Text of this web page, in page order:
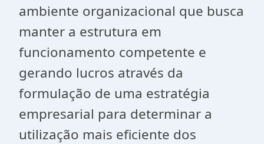
ambiente organizacional que busca
manter a estrutura em
funcionamento competente e
gerando lucros através da
formulação de uma estratégia
empresarial para determinar a
utilização mais eficiente dos